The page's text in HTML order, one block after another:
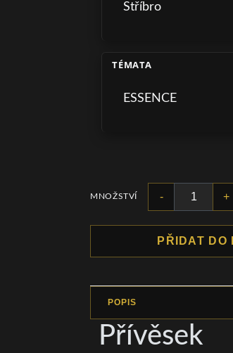
Stříbro
TÉMATA
ESSENCE
MNOŽSTVÍ - +
PŘIDAT DO
POPIS
Přívěsek